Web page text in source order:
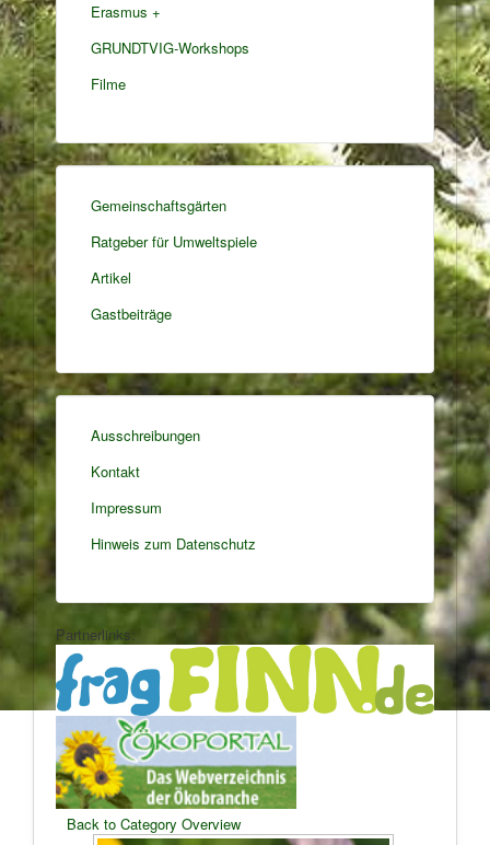
Erasmus +
GRUNDTVIG-Workshops
Filme
Gemeinschaftsgärten
Ratgeber für Umweltspiele
Artikel
Gastbeiträge
Ausschreibungen
Kontakt
Impressum
Hinweis zum Datenschutz
Partnerlinks:
Back to Category Overview